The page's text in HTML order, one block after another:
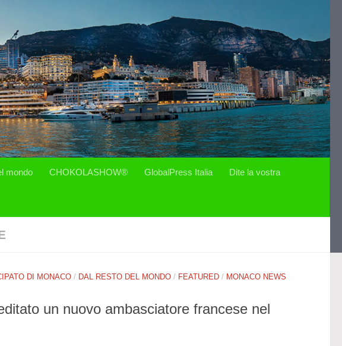
mondo CHOKOLASHOW® GlobalPress Italia Dite la vostra
DI MONACO / DAL RESTO DEL MONDO / FEATURED / MONACO NEWS
un nuovo ambasciatore francese nel